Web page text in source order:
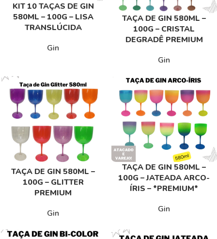
KIT 10 TAÇAS DE GIN
580ML – 100G – LISA
TRANSLÚCIDA
Gin
TAÇA DE GIN 580ML –
100G – CRISTAL
DEGRADÊ PREMIUM
Gin
TAÇA DE GIN 580ML –
100G – GLITTER
PREMIUM
Gin
TAÇA DE GIN 580ML –
100G – JATEADA ARCO-
ÍRIS – *PREMIUM*
Gin